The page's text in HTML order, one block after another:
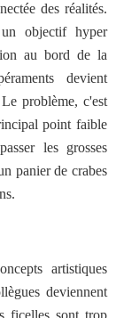
des réalités.
objectif hyper
au bord de la
devient
problème, c'est
point faible
les grosses
panier de crabes
artistiques
deviennent
ficelles sont trop